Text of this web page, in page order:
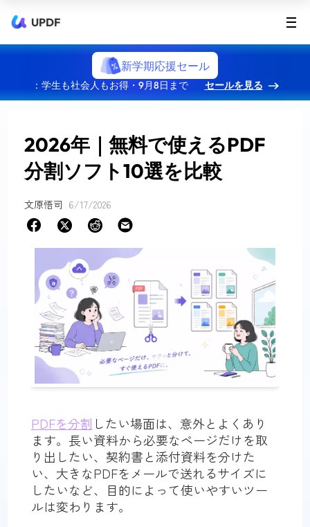
UPDF
新学期応援セール
：学生も社会人もお得・9月8日まで セールを見る
2026年｜無料で使えるPDF
分割ソフト10選を比較
文原悟司 6/17/2026
PDFを分割 したい場面は、意外とよくあり
ます。長い資料から必要なページだけを取
り出したい、契約書と添付資料を分けた
い、大きなPDFをメールで送れるサイズに
したいなど、目的によって使いやすいツー
ルは変わります。